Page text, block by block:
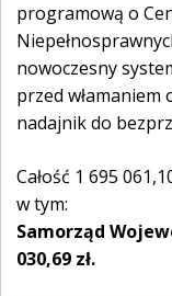
programową o
nowoczesny
przed
nadajnik do
Całość 1 695
w tym:
Samorząd
030,69 zł.